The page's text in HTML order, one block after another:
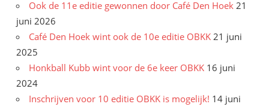
Ook de 11e editie gewonnen door Café Den Hoek 21
juni 2026
Café Den Hoek wint ook de 10e editie OBKK 21 juni
2025
Honkball Kubb wint voor de 6e keer OBKK 16 juni
2024
Inschrijven voor 10 editie OBKK is mogelijk! 14 juni